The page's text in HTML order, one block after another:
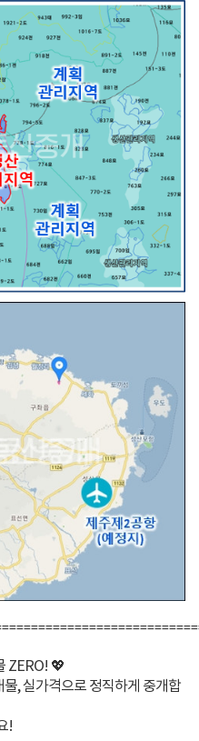
ZERO! 💖
, 실가격으로 정직하게 중개합
!